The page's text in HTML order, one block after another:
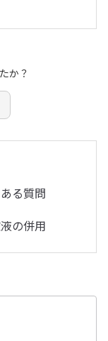
か？
る質問
の併用